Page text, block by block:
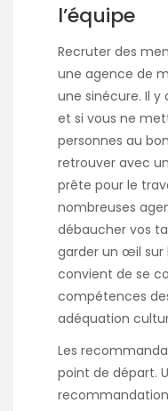
l’équipe
Recruter des
une agence de
une sinécure. Il y
et si vous ne
personnes au
retrouver avec
prête pour le
nombreuses
débaucher vos
garder un œil sur
convient de se
compétences
adéquation
Les
point de départ.